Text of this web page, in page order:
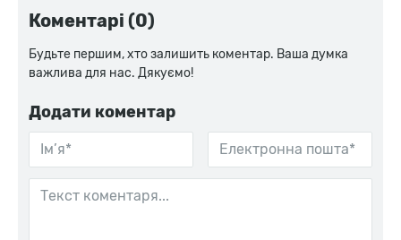
Коментарі (0)
Будьте першим, хто залишить коментар. Ваша думка
важлива для нас. Дякуємо!
Додати коментар